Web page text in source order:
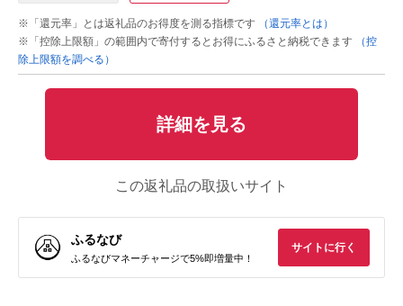
※「還元率」とは返礼品のお得度を測る指標です
（還元率とは）
※「控除上限額」の範囲内で寄付するとお得にふるさと納税できます
（控
除上限額を調べる）
詳細を見る
この返礼品の取扱いサイト
ふるなび
ふるなびマネーチャージで5%即増量中！
サイトに行く